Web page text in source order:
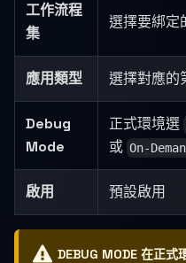
工作流程
集
選擇要綁
應用類型 選擇對應的
Debug
Mode
正式環境選
或 On-
啟用 預設啟用
DEBUG MODE 在正式